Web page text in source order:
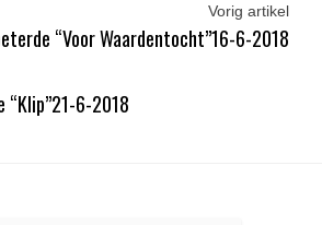
Vorig artikel
“Voor Waardentocht”16-6-2018
“Klip”21-6-2018